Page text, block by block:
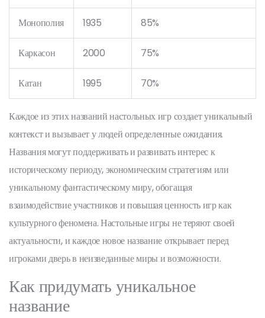
Монополия 1935 85%
Каркасон 2000 75%
Катан 1995 70%
Каждое из этих названий настольных игр создает уникальный
контекст и вызывает у людей определенные ожидания.
Названия могут поддерживать и развивать интерес к
историческому периоду, экономическим стратегиям или
уникальному фантастическому миру, обогащая
взаимодействие участников и повышая ценность игр как
культурного феномена. Настольные игры не теряют своей
актуальности, и каждое новое название открывает перед
игроками дверь в неизведанные миры и возможности.
Как придумать уникальное
название